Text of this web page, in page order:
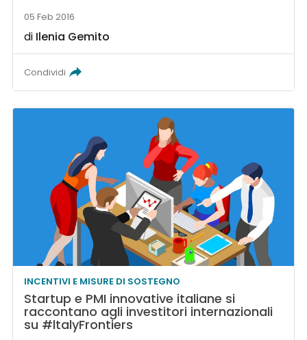
05 Feb 2016
di Ilenia Gemito
Condividi
INCENTIVI E MISURE DI SOSTEGNO
Startup e PMI innovative italiane si
raccontano agli investitori internazionali
su #ltalyFrontiers